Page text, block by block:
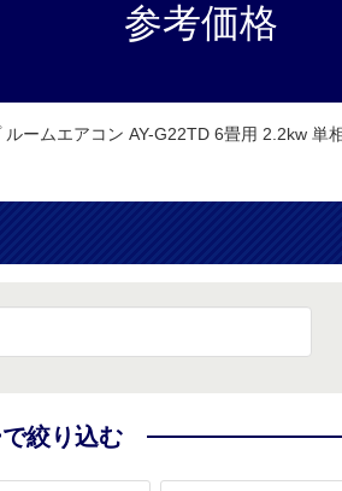
参考価格
ルームエアコン AY-G22TD 6畳用 2.2kw 単
絞り込む